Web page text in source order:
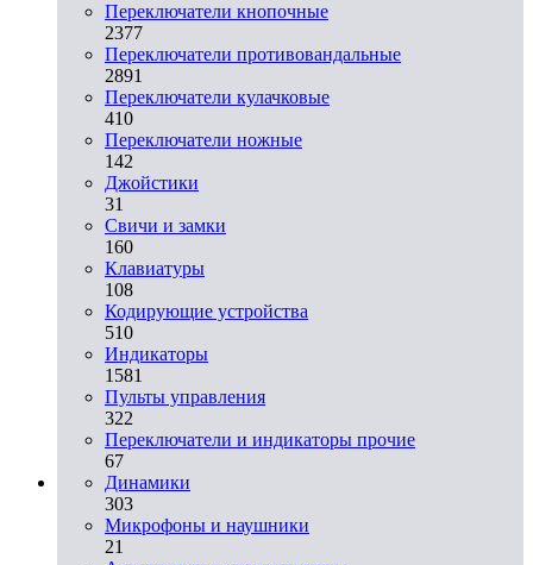
Переключатели кнопочные
2377
Переключатели противовандальные
2891
Переключатели кулачковые
410
Переключатели ножные
142
Джойстики
31
Свичи и замки
160
Клавиатуры
108
Кодирующие устройства
510
Индикаторы
1581
Пульты управления
322
Переключатели и индикаторы прочие
67
Динамики
303
Микрофоны и наушники
21